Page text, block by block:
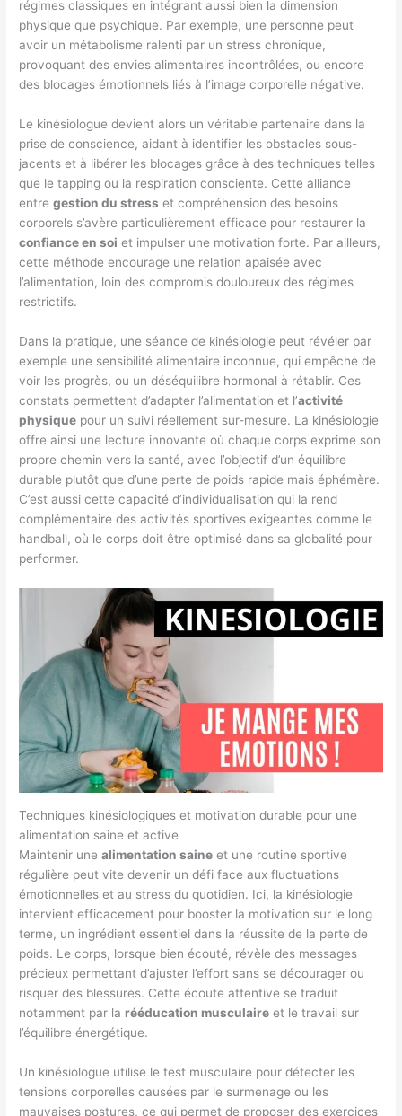
régimes classiques en intégrant aussi bien la dimension
physique que psychique. Par exemple, une personne peut
avoir un métabolisme ralenti par un stress chronique,
provoquant des envies alimentaires incontrôlées, ou encore
des blocages émotionnels liés à l’image corporelle négative.
Le kinésiologue devient alors un véritable partenaire dans la
prise de conscience, aidant à identifier les obstacles sous-
jacents et à libérer les blocages grâce à des techniques telles
que le tapping ou la respiration consciente. Cette alliance
entregestion du stress et compréhension des besoins
corporels s’avère particulièrement efficace pour restaurer la
confiance en soi et impulser une motivation forte. Par ailleurs,
cette méthode encourage une relation apaisée avec
l’alimentation, loin des compromis douloureux des régimes
restrictifs.
Dans la pratique, une séance de kinésiologie peut révéler par
exemple une sensibilité alimentaire inconnue, qui empêche de
voir les progrès, ou un déséquilibre hormonal à rétablir. Ces
constats permettent d’adapter l’alimentation et l’activité
physique pour un suivi réellement sur-mesure. La kinésiologie
offre ainsi une lecture innovante où chaque corps exprime son
propre chemin vers la santé, avec l’objectif d’un équilibre
durable plutôt que d’une perte de poids rapide mais éphémère.
C’est aussi cette capacité d’individualisation qui la rend
complémentaire des activités sportives exigeantes comme le
handball, où le corps doit être optimisé dans sa globalité pour
performer.
Techniques kinésiologiques et motivation durable pour une
alimentation saine et active
Maintenir unealimentation saine et une routine sportive
régulière peut vite devenir un défi face aux fluctuations
émotionnelles et au stress du quotidien. Ici, la kinésiologie
intervient efficacement pour booster la motivation sur le long
terme, un ingrédient essentiel dans la réussite de la perte de
poids. Le corps, lorsque bien écouté, révèle des messages
précieux permettant d’ajuster l’effort sans se décourager ou
risquer des blessures. Cette écoute attentive se traduit
notamment par la rééducation musculaire et le travail sur
l’équilibre énergétique.
Un kinésiologue utilise le test musculaire pour détecter les
tensions corporelles causées par le surmenage ou les
mauvaises postures, ce qui permet de proposer des exercices